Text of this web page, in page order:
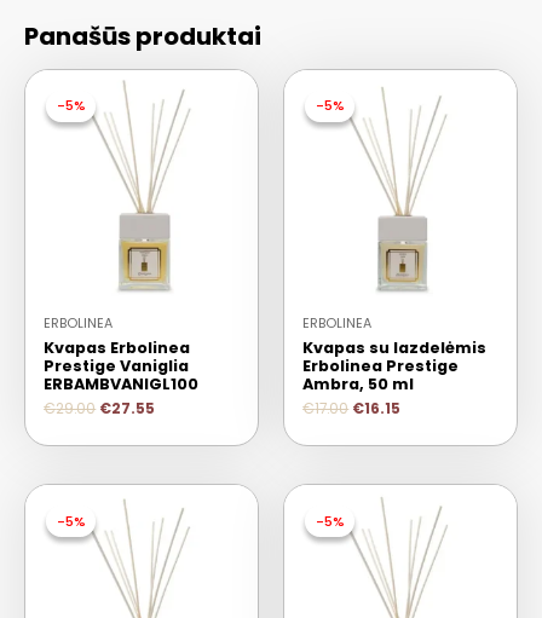
Panašūs produktai
-5%
-5%
ERBOLINEA
Kvapas Erbolinea
Prestige Vaniglia
ERBAMBVANIGL100
€29.00 €27.55
-5%
-5%
ERBOLINEA
Kvapas su lazdelėmis
Erbolinea Prestige
Ambra, 50 ml
€17.00 €16.15
-5%
-5% -5%
-5%